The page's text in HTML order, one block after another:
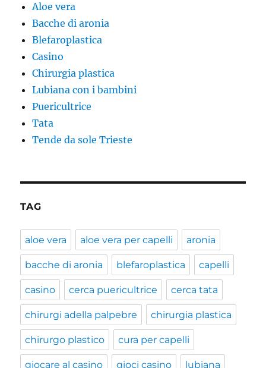
Aloe vera
Bacche di aronia
Blefaroplastica
Casino
Chirurgia plastica
Lubiana con i bambini
Puericultrice
Tata
Tende da sole Trieste
TAG
aloe vera aloe vera per capelli aronia
bacche di aronia blefaroplastica capelli
casino cerca puericultrice cerca tata
chirurgi adella palpebre chirurgia plastica
chirurgo plastico cura per capelli
giocare al casino gioci casino lubiana